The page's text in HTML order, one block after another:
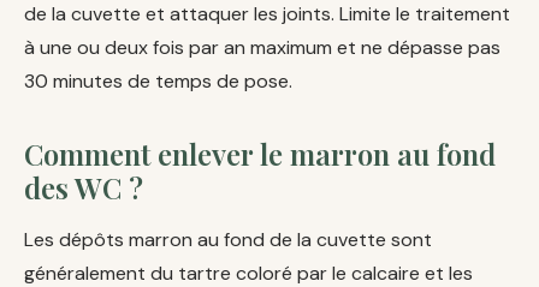
de la cuvette et attaquer les joints. Limite le traitement
à une ou deux fois par an maximum et ne dépasse pas
30 minutes de temps de pose.
Comment enlever le marron au fond
des WC ?
Les dépôts marron au fond de la cuvette sont
généralement du tartre coloré par le calcaire et les